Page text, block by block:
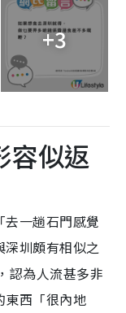
+3
容似返
一趟石門感覺
深圳頗有相似之
認為人流甚多非
東西「很內地